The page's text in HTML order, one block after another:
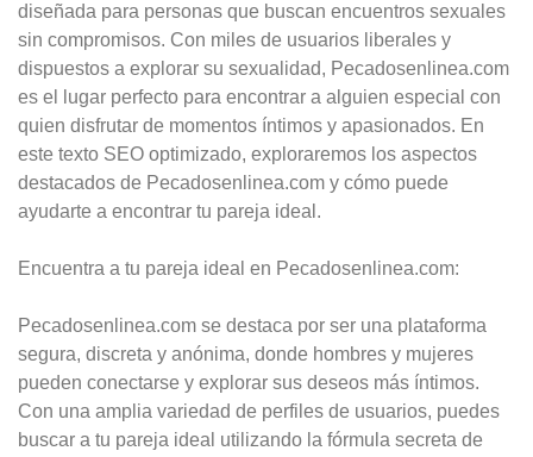
diseñada para personas que buscan encuentros sexuales
sin compromisos. Con miles de usuarios liberales y
dispuestos a explorar su sexualidad, Pecadosenlinea.com
es el lugar perfecto para encontrar a alguien especial con
quien disfrutar de momentos íntimos y apasionados. En
este texto SEO optimizado, exploraremos los aspectos
destacados de Pecadosenlinea.com y cómo puede
ayudarte a encontrar tu pareja ideal.
Encuentra a tu pareja ideal en Pecadosenlinea.com:
Pecadosenlinea.com se destaca por ser una plataforma
segura, discreta y anónima, donde hombres y mujeres
pueden conectarse y explorar sus deseos más íntimos.
Con una amplia variedad de perfiles de usuarios, puedes
buscar a tu pareja ideal utilizando la fórmula secreta de